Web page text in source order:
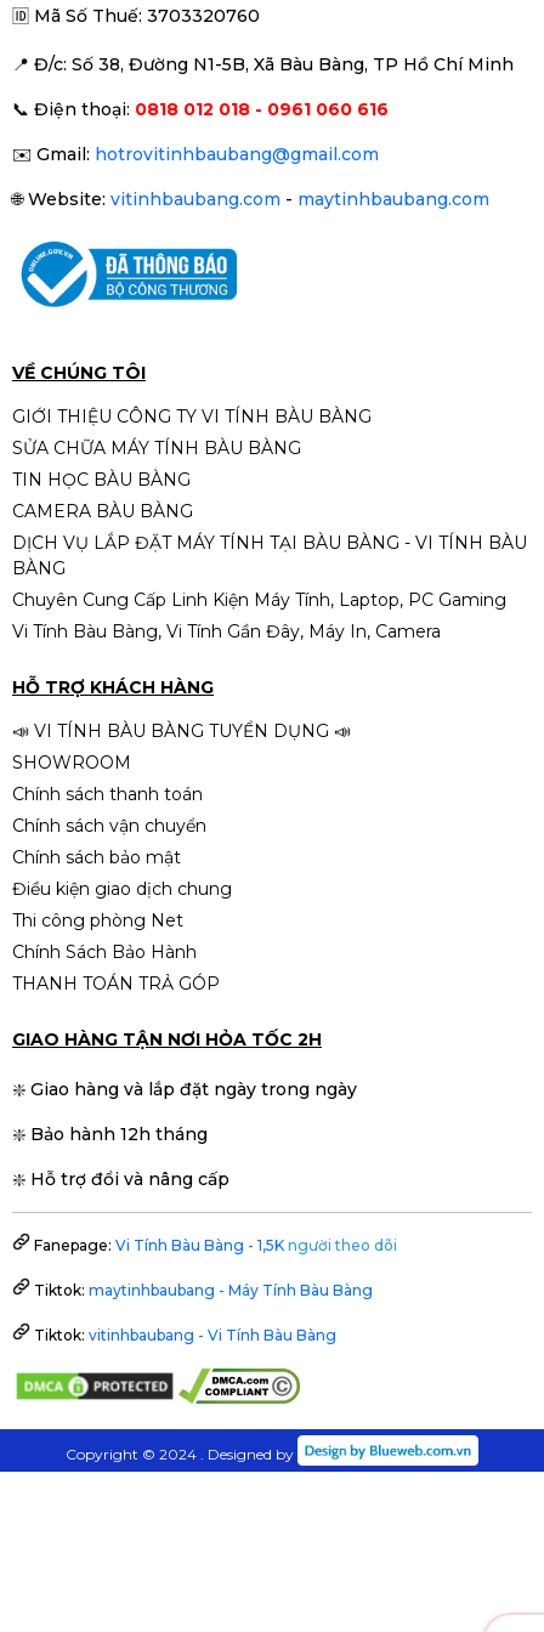
XStar 2.5 inches SATA III
SSD 256GB HIKSEMI CITY E1000
NVME M.2.NEW
PCIe Gen4 x4 MZ-VL21T00 QSD
🆔 Mã Số Thuế: 3703320760
📍 Đ/c: Số 38, Đường N1-5B, Xã Bàu Bàng, TP Hồ Chí Minh
📞 Điện thoại: 0818 012 018 - 0961 060 616
✉️ Gmail: hotrovitinhbaubang@gmail.com
🌐Website: vitinhbaubang.com - maytinhbaubang.com
VỀ CHÚNG TÔI
GIỚI THIỆU CÔNG TY VI TÍNH BÀU BÀNG
SỬA CHỮA MÁY TÍNH BÀU BÀNG
TIN HỌC BÀU BÀNG
CAMERA BÀU BÀNG
DỊCH VỤ LẮP ĐẶT MÁY TÍNH TẠI BÀU BÀNG - VI TÍNH BÀU
BÀNG
Chuyên Cung Cấp Linh Kiện Máy Tính, Laptop, PC Gaming
Vi Tính Bàu Bàng, Vi Tính Gần Đây, Máy In, Camera
HỖ TRỢ KHÁCH HÀNG
📣 VI TÍNH BÀU BÀNG TUYỂN DỤNG 📣
SHOWROOM
Chính sách thanh toán
Chính sách vận chuyển
Chính sách bảo mật
Điều kiện giao dịch chung
Thi công phòng Net
Chính Sách Bảo Hành
THANH TOÁN TRẢ GÓP
GIAO HÀNG TẬN NƠI HỎA TỐC 2H
❇️ Giao hàng và lắp đặt ngày trong ngày
❇️ Bảo hành 12h tháng
❇️ Hỗ trợ đổi và nâng cấp
Fanepage: Vi Tính Bàu Bàng - 1,5K người theo dõi
Tiktok: maytinhbaubang - Máy Tính Bàu Bàng
Tiktok: vitinhbaubang - Vi Tính Bàu Bàng
Copyright © 2024 . Designed by